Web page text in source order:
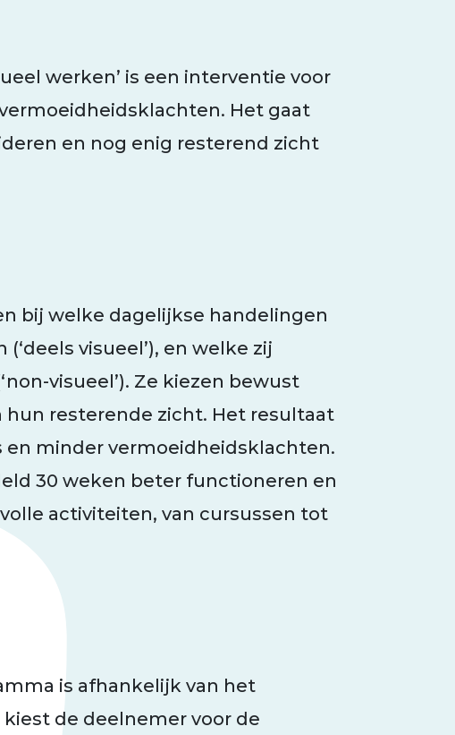
werken’ is een interventie voor
Het gaat
en nog enig resterend zicht
bij welke dagelijkse handelingen
visueel’), en welke zij
visueel’). Ze kiezen bewust
resterende zicht. Het resultaat
en minder vermoeidheidsklachten.
30 weken beter functioneren en
activiteiten, van cursussen tot
is afhankelijk van het
de deelnemer voor de